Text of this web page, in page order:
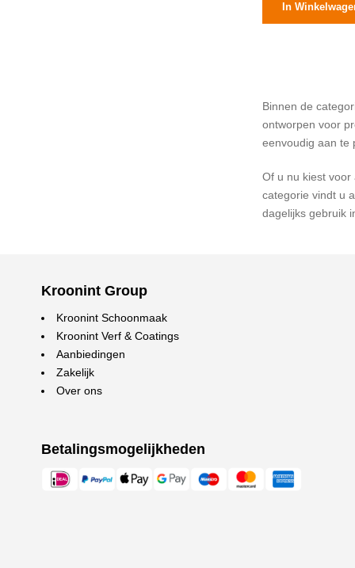
In
Binnen de
ontworpen voor
eenvoudig aan te
Of u nu kiest
categorie vindt u
dagelijks gebruik
Kroonint Group
Kroonint Schoonmaak
Kroonint Verf & Coatings
Aanbiedingen
Zakelijk
Over ons
Betalingsmogelijkheden